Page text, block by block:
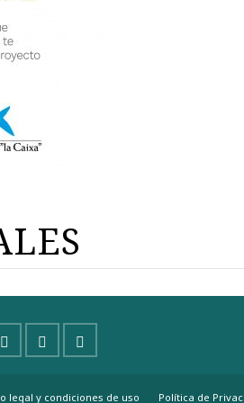
legal y condiciones de uso Política de